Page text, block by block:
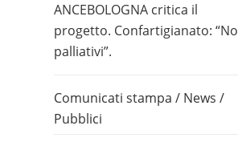
ANCEBOLOGNA critica il
progetto. Confartigianato: “No
palliativi”.
Comunicati stampa / News /
Pubblici